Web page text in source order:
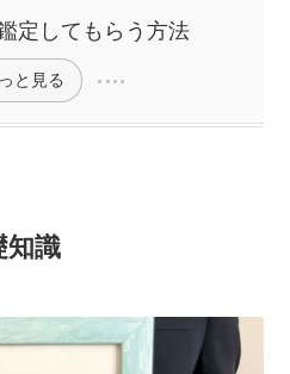
定してもらう方法
と見る
知識